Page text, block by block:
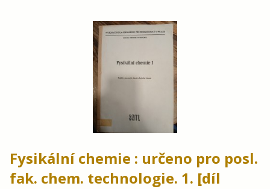
Fysikální chemie : určeno pro posl.
fak. chem. technologie. 1. [díl